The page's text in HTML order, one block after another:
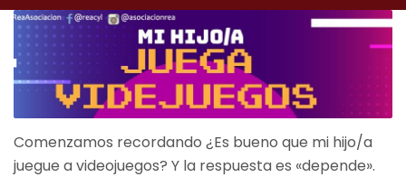
Comenzamos recordando ¿Es bueno que mi hijo/a
juegue a videojuegos? Y la respuesta es «depende».